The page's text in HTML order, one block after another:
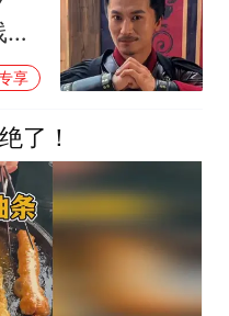
声
享
了！